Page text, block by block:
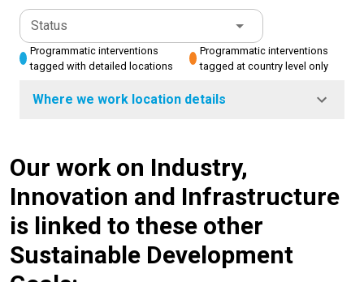
Status
Programmatic interventions
tagged with detailed locations
Programmatic interventions
tagged at country level only
Where we work location details
Our work on Industry,
Innovation and Infrastructure
is linked to these other
Sustainable Development